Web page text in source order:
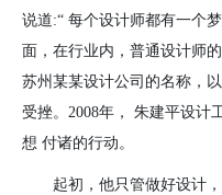
说道:“ 每个设计师都有一个
面，在行业内，普通设计师
苏州某某设计公司的名称，
受挫。 2008年， 朱建平设计
想 付诸的行动。
起初，他只管做好设计